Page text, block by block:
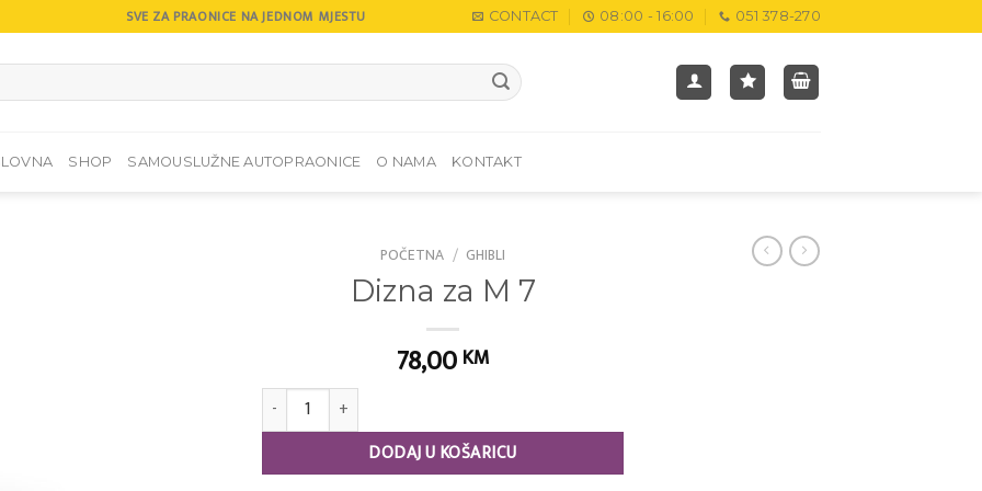
SVE ZA PRAONICE NA JEDNOM MJESTU CONTACT 08:00 - 16:00 051 378-270
SHOP SAMOUSLUŽNE AUTOPRAONICE O NAMA KONTAKT
POČETNA / GHIBLI
Dizna za M 7
78,00 KM
Dizna za M 7 količina
DODAJ U KOŠARICU